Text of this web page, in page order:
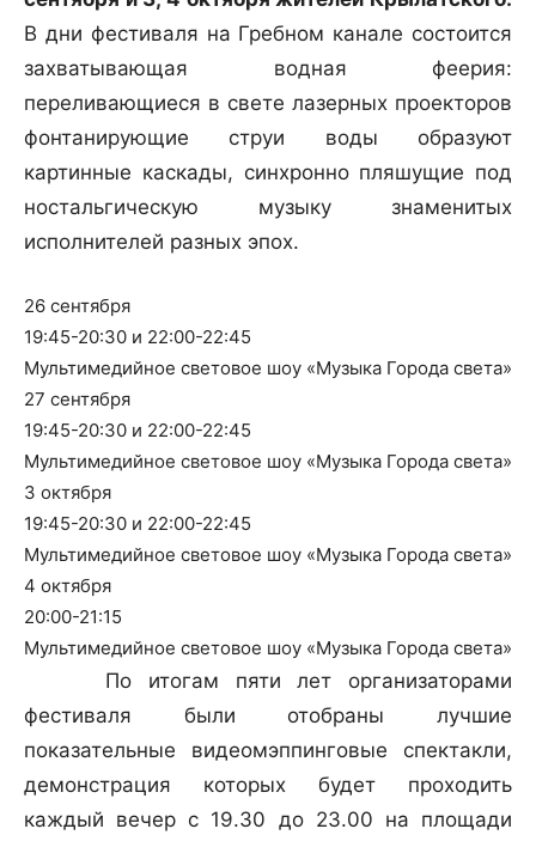
В дни фестиваля на Гребном канале состоится
захватывающая водная феерия:
переливающиеся в свете лазерных проекторов
фонтанирующие струи воды образуют
картинные каскады, синхронно пляшущие под
ностальгическую музыку знаменитых
исполнителей разных эпох.
26 сентября
19:45-20:30 и 22:00-22:45
Мультимедийное световое шоу «Музыка Города света»
27 сентября
19:45-20:30 и 22:00-22:45
Мультимедийное световое шоу «Музыка Города света»
3 октября
19:45-20:30 и 22:00-22:45
Мультимедийное световое шоу «Музыка Города света»
4 октября
20:00-21:15
Мультимедийное световое шоу «Музыка Города света»
По итогам пяти лет организаторами
фестиваля были отобраны лучшие
показательные видеомэппинговые спектакли,
демонстрация которых будет проходить
каждый вечер с 19.30 до 23.00 на площади